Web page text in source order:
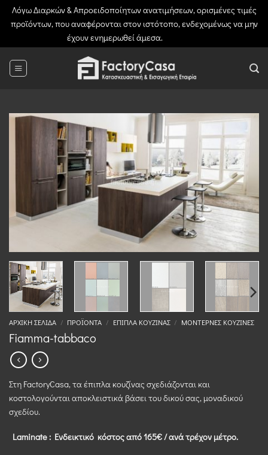
Λόγω Διαρκών & Απροειδοποίητων ανατιμήσεων, ορισμένες τιμές
προϊόντων, που αναφέρονται στον ιστότοπο, ενδεχομένως να μην
έχουν ενημερωθεί άμεσα.
ΑΡΧΙΚΉ ΣΕΛΊΔΑ / ΠΡΟΪΌΝΤΑ / ΈΠΙΠΛΑ ΚΟΥΖΊΝΑΣ / ΜΟΝΤΈΡΝΕΣ ΚΟΥΖΊΝΕΣ
Fiamma-tabbaco
Στη FactoryCasa, τα έπιπλα κουζίνας σχεδιάζονται και
κοστολογούνται αποκλειστικά βάσει του δικού σας, μοναδικού
σχεδίου.
Laminate : Eνδεικτικό κόστος από 165€ / ανά τρέχον μέτρο.